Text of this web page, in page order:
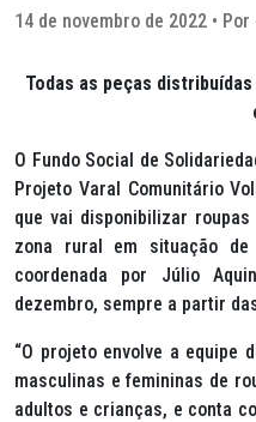
14 de novembro de 2022 • Por
Todas as peças
O Fundo Social de
Projeto Varal Comunitário
que vai disponibilizar
zona rural em situação de
coordenada por Júlio
dezembro, sempre a partir
“O projeto envolve a equipe
masculinas e femininas de
adultos e crianças, e conta